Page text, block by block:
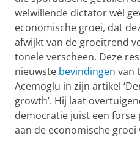
welwillende dictator wél
economische groei, dat
afwijkt van de groeitrend
tonele verscheen. Deze
nieuwste bevindingen van
Acemoglu in zijn artikel
growth’. Hij laat
democratie juist een
aan de economische groei